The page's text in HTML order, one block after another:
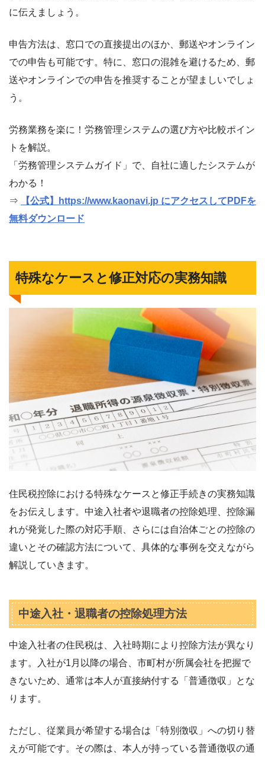
に伝えましょう。
申告方法は、窓口での直接提出のほか、郵送やオンライン
での申告も可能です。特に、窓口の混雑を避けるため、郵
送やオンラインでの申告を推奨することが望ましいでしょ
う。
労務業務を楽に！労務管理システムの選び方や比較ポイン
トを解説。
「労務管理システムガイド」で、自社に適したシステムが
わかる！
⇒
【公式】https://www.kaonavi.jp にアクセスしてPDFを
無料ダウンロード
特殊なケースと修正対応の実務知識
住民税控除における特殊なケースと修正手続きの実務知識
をお伝えします。中途入社者や退職者の控除処理、控除漏
れが発覚した際の対応手順、さらには自治体ごとの控除の
違いとその確認方法について、具体的な事例を交えながら
解説していきます。
中途入社・退職者の控除処理方法
中途入社者の住民税は、入社時期により控除方法が異なり
ます。入社が1月以降の場合、市町村が所属会社を把握で
きないため、通常は本人が直接納付する「普通徴収」とな
ります。
ただし、従業員が希望する場合は「特別徴収」への切り替
えが可能です。その際は、本人が持っている普通徴収の通